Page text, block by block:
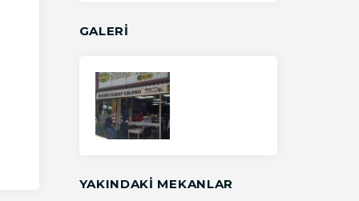
GALERİ
YAKINDAKI MEKANLAR